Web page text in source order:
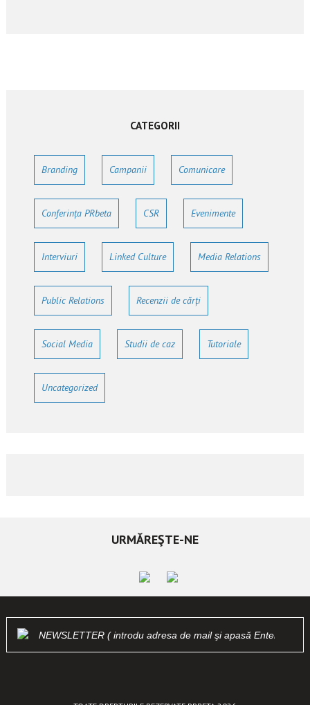
CATEGORII
Branding Campanii Comunicare
Conferința PRbeta CSR Evenimente
Interviuri Linked Culture Media Relations
Public Relations Recenzii de cărți
Social Media Studii de caz Tutoriale
Uncategorized
URMĂREŞTE-NE